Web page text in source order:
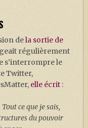
dela sortie de
régulièrement
s’interrompre le
Twitter,
elle écrit:
ce que je sais,
du pouvoir